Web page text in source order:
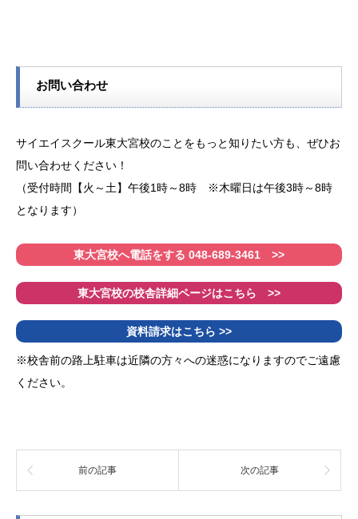
お問い合わせ
サイエイスクール東大宮校のことをもっと知りたい方も、ぜひお
問い合わせください！
（受付時間【火～土】午後1時～8時 ※木曜日は午後3時～8時
となります）
東大宮校へ電話をする 048-689-3461 >>
東大宮校の校舎詳細ページはこちら >>
資料請求はこちら >>
※校舎前の路上駐車は近隣の方々への迷惑になりますのでご遠慮
ください。
前の記事 次の記事